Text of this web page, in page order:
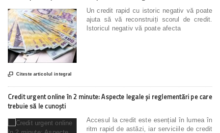
Un credit rapid cu istoric negativ vă poate
ajuta să vă reconstruiți scorul de credit.
Istoricul negativ vă poate afecta
 Citeste articolul integral
Credit urgent online în 2 minute: Aspecte legale și reglementări pe care
trebuie să le cunoști
Accesul la credit este esențial în lumea în
ritm rapid de astăzi, iar serviciile de credit